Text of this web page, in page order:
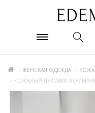
ЖЕНСКАЯ ОДЕЖДА
КОЖАНЫЙ ПУХОВИК